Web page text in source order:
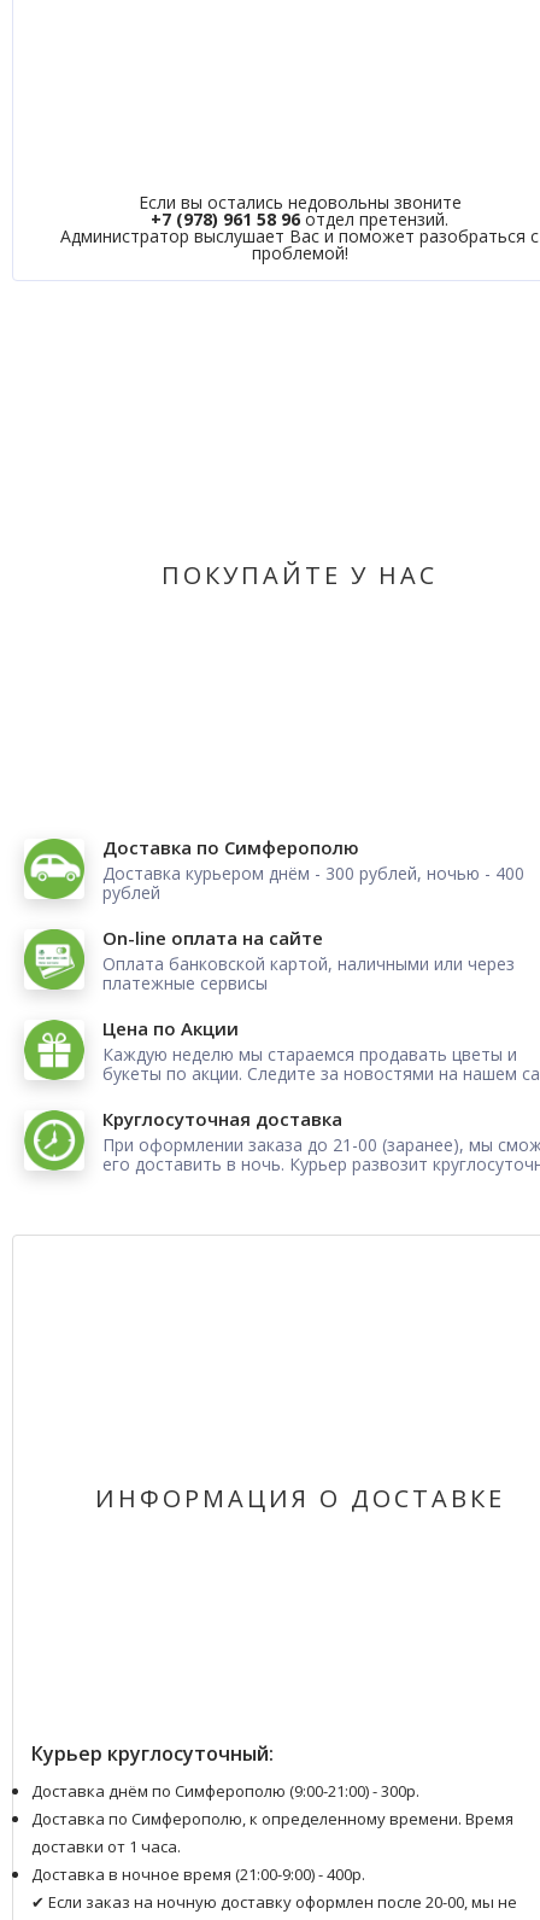
Если вы остались недовольны звоните
+7 (978) 961 58 96 отдел претензий.
Администратор выслушает Вас и поможет разобраться с
проблемой!
ПОКУПАЙТЕ У НАС
Доставка по Симферополю
Доставка курьером днём - 300 рублей, ночью - 400
рублей
On-line оплата на сайте
Оплата банковской картой, наличными или через
платежные сервисы
Цена по Акции
Каждую неделю мы стараемся продавать цветы и
букеты по акции. Следите за новостями на нашем
Круглосуточная доставка
При оформлении заказа до 21-00 (заранее), мы
его доставить в ночь. Курьер развозит
ИНФОРМАЦИЯ О ДОСТАВКЕ
Курьер круглосуточный:
Доставка днём по Симферополю (9:00-21:00) - 300р.
Доставка по Симферополю, к определенному времени. Время
доставки от 1 часа.
Доставка в ночное время (21:00-9:00) - 400р.
✔ Если заказ на ночную доставку оформлен после 20-00, мы не